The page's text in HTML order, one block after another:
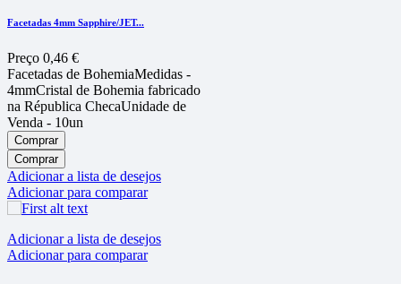
Facetadas 4mm Sapphire/JET...
Preço 0,46 €
Facetadas de BohemiaMedidas -
4mmCristal de Bohemia fabricado
na Républica ChecaUnidade de
Venda - 10un
Comprar
Comprar
Adicionar a lista de desejos
Adicionar para comparar
Adicionar a lista de desejos
Adicionar para comparar